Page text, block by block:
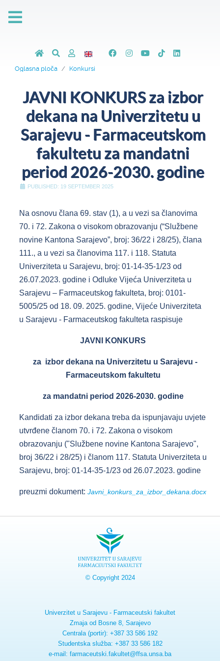
Oglasna ploča Konkursi
JAVNI KONKURS za izbor
dekana na Univerzitetu u
Sarajevu - Farmaceutskom
fakultetu za mandatni
period 2026-2030. godine
PUBLISHED: 19 SEPTEMBER 2025
Na osnovu člana 69. stav (1), a u vezi sa članovima
70. i 72. Zakona o visokom obrazovanju (“Službene
novine Kantona Sarajevo”, broj: 36/22 i 28/25), člana
111., a u vezi sa članovima 117. i 118. Statuta
Univerziteta u Sarajevu, broj: 01-14-35-1/23 od
26.07.2023. godine i Odluke Vijeća Univerziteta u
Sarajevu – Farmaceutskog fakulteta, broj: 0101-
5005/25 od 18. 09. 2025. godine, Vijeće Univerziteta
u Sarajevu - Farmaceutskog fakulteta raspisuje
JAVNI KONKURS
za izbor dekana na Univerzitetu u Sarajevu -
Farmaceutskom fakultetu
za mandatni period 2026-2030. godine
Kandidati za izbor dekana treba da ispunjavaju uvjete
utvrđene članom 70. i 72. Zakona o visokom
obrazovanju ("Službene novine Kantona Sarajevo",
broj 36/22 i 28/25) i članom 117. Statuta Univerziteta u
Sarajevu, broj: 01-14-35-1/23 od 26.07.2023. godine
preuzmi dokument: Javni_konkurs_za_izbor_dekana.docx
© Copyright 2024
Univerzitet u Sarajevu - Farmaceutski fakultet
Zmaja od Bosne 8, Sarajevo
Centrala (portir): +387 33 586 192
Studentska služba: +387 33 586 182
e-mail: farmaceutski.fakultet@ffsa.unsa.ba